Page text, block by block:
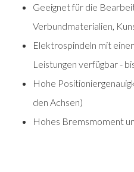
Geeignet für die
Verbundmaterialien,
Elektrospindeln mit
Leistungen verfügbar -
Hohe
den Achsen)
Hohes Bremsmoment